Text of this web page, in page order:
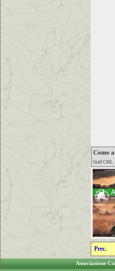
Come
Staff CML
Prec.
Associazione